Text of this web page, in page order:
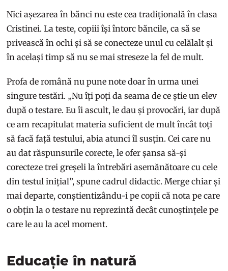
Nici așezarea în bănci nu este cea tradițională în clasa
Cristinei. La teste, copiii își întorc băncile, ca să se
privească în ochi și să se conecteze unul cu celălalt și
în același timp să nu se mai streseze la fel de mult.
Profa de română nu pune note doar în urma unei
singure testări. „Nu îți poți da seama de ce știe un elev
după o testare. Eu îi ascult, le dau și provocări, iar după
ce am recapitulat materia suficient de mult încât toți
să facă față testului, abia atunci îl susțin. Cei care nu
au dat răspunsurile corecte, le ofer șansa să-și
corecteze trei greșeli la întrebări asemănătoare cu cele
din testul inițial”, spune cadrul didactic. Merge chiar și
mai departe, conștientizându-i pe copii că nota pe care
o obțin la o testare nu reprezintă decât cunoștințele pe
care le au la acel moment.
Educație în natură